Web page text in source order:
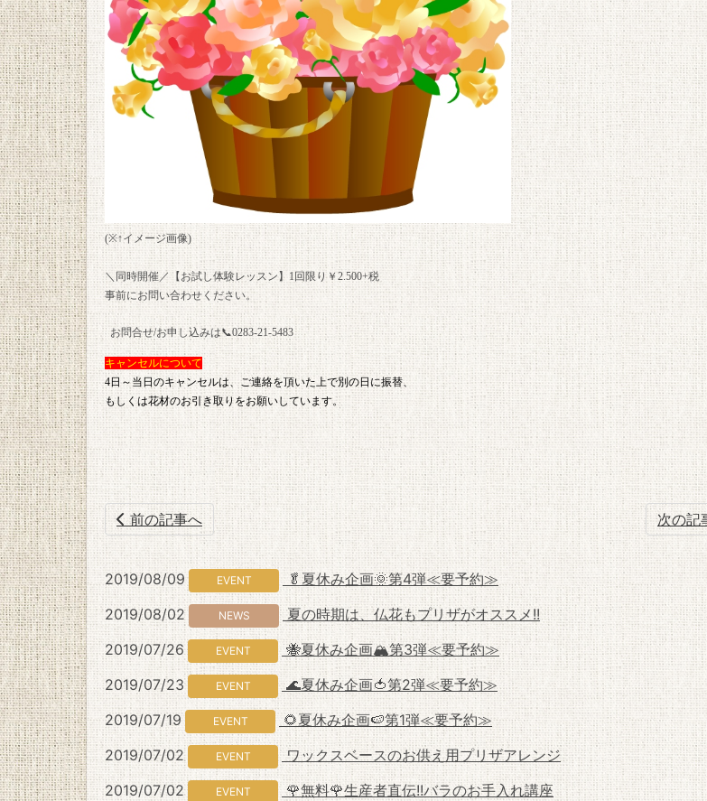
(※↑イメージ画像)
＼同時開催／【お試し体験レッスン】1回限り￥2.500+税
事前にお問い合わせください。
お問合せ/お申し込みは📞0283-21-5483
キャンセルについて
4日～当日のキャンセルは、ご連絡を頂いた上で別の日に振替、
もしくは花材のお引き取りをお願いしています。
前の記事へ 次の記
2019/08/09 EVENT
🥬夏休み企画🌞第4弾≪要予約≫
2019/08/02
NEWS
夏の時期は、仏花もプリザがオススメ!!
2019/07/26
EVENT
🐝夏休み企画🏔第3弾≪要予約≫
2019/07/23
EVENT
🌊夏休み企画🍅第2弾≪要予約≫
2019/07/19
EVENT
🌻夏休み企画🍉第1弾≪要予約≫
2019/07/02
EVENT
ワックスベースのお供え用プリザアレンジ
2019/07/02
EVENT
🌹無料🌹生産者直伝!!バラのお手入れ講座